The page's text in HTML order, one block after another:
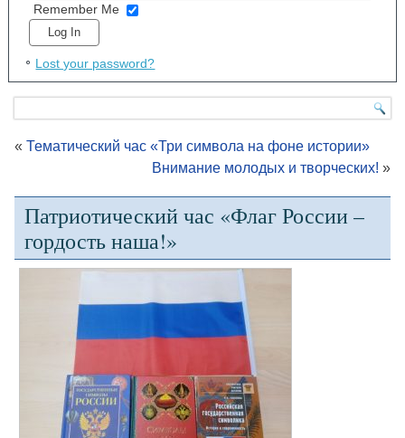
Remember Me
Lost your password?
«Тематический час «Три символа на фоне истории»
Внимание молодых и творческих! »
Патриотический час «Флаг России –
гордость наша!»